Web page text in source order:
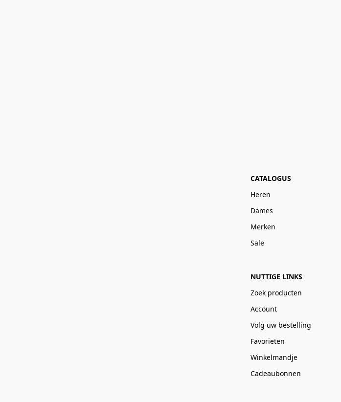
CATALOGUS
Heren
Dames
Merken
Sale
NUTTIGE LINKS
Zoek producten
Account
Volg uw bestelling
Favorieten
Winkelmandje
Cadeaubonnen